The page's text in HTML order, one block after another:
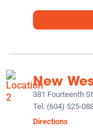
New
381 Fourteenth
Tel: (604) 525-
Directions